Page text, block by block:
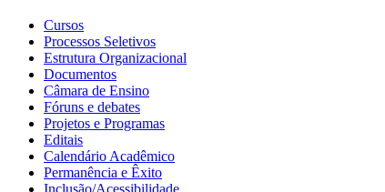
Cursos
Processos Seletivos
Estrutura Organizacional
Documentos
Câmara de Ensino
Fóruns e debates
Projetos e Programas
Editais
Calendário Acadêmico
Permanência e Êxito
Inclusão/Acessibilidade